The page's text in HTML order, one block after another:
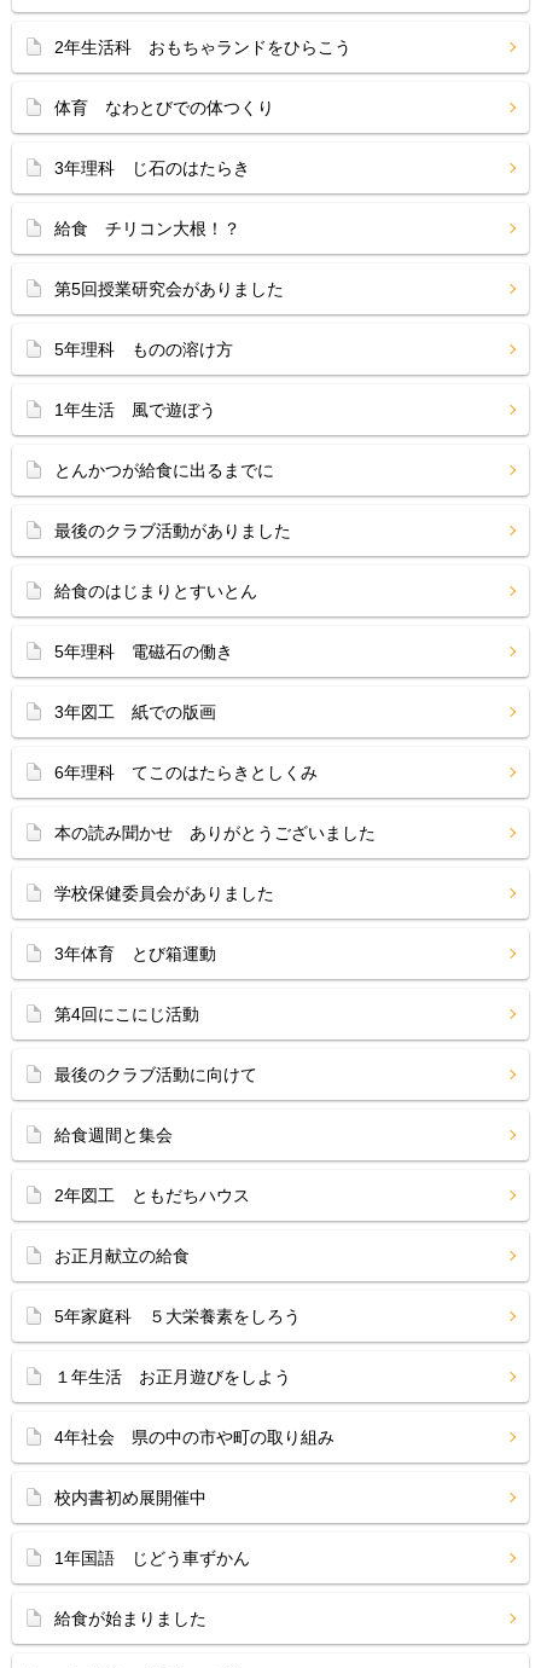
2年生活科 おもちゃランドをひらこう
体育 なわとびでの体つくり
3年理科 じ石のはたらき
給食 チリコン大根！？
第5回授業研究会がありました
5年理科 ものの溶け方
1年生活 風で遊ぼう
とんかつが給食に出るまでに
最後のクラブ活動がありました
給食のはじまりとすいとん
5年理科 電磁石の働き
3年図工 紙での版画
6年理科 てこのはたらきとしくみ
本の読み聞かせ ありがとうございました
学校保健委員会がありました
3年体育 とび箱運動
第4回にこにじ活動
最後のクラブ活動に向けて
給食週間と集会
2年図工 ともだちハウス
お正月献立の給食
5年家庭科 ５大栄養素をしろう
１年生活 お正月遊びをしよう
4年社会 県の中の市や町の取り組み
校内書初め展開催中
1年国語 じどう車ずかん
給食が始まりました